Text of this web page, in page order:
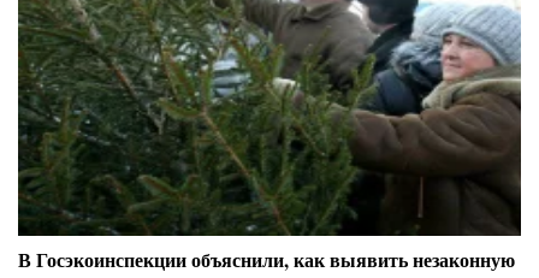
В Госэкоинспекции объяснили, как выявить незаконную